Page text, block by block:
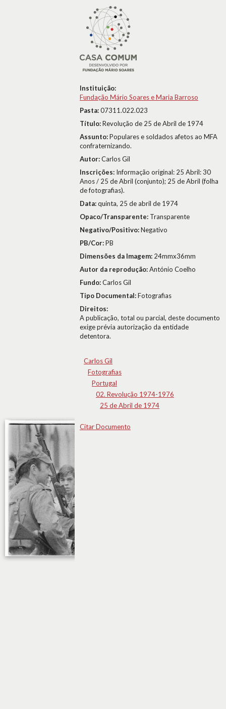
Instituição:
Fundação Mário Soares e Maria Barroso
Pasta:07311.022.023
Título:Revolução de 25 de Abril de 1974
Assunto:Populares e soldados afetos ao MFA
confraternizando.
Autor:Carlos Gil
Inscrições: Informação original: 25 Abril: 30
Anos / 25 de Abril (conjunto); 25 de Abril (folha
de fotografias).
Data:quinta, 25 de abril de 1974
Opaco/Transparente: Transparente
Negativo/Positivo:Negativo
PB/Cor:PB
Dimensões da Imagem: 24mmx36mm
Autor da reprodução:António Coelho
Fundo:Carlos Gil
Tipo Documental:Fotografias
Direitos:
A publicação, total ou parcial, deste documento
exige prévia autorização da entidade
detentora.
Carlos Gil
Fotografias
Portugal
02. Revolução 1974-1976
25 de Abril de 1974
Citar Documento